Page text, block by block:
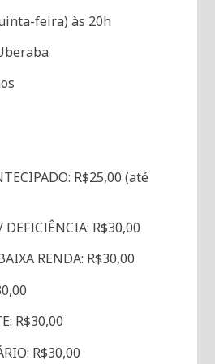
feira) às 20h
R$25,00 (até
DEFICIÊNCIA: R$30,00
RENDA: R$30,00
R$30,00
R$30,00